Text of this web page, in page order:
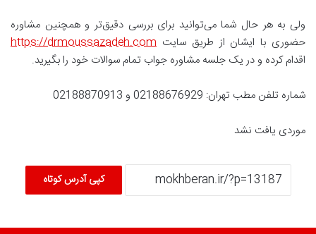
ولی به هر حال شما می‌توانید برای بررسی دقیق‌تر و همچنین مشاوره
حضوری با ایشان از طریق سایت https://drmoussazadeh.com
اقدام کرده و در یک جلسه مشاوره جواب تمام سوالات خود را بگیرید.
شماره تلفن مطب تهران: 02188676929 و 02188870913
موردی یافت نشد
کپی آدرس کوتاه